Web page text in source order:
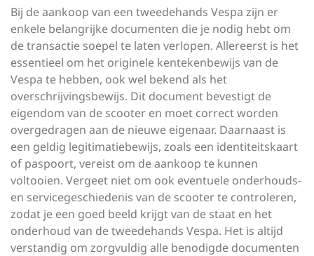
Bij de aankoop van een tweedehands Vespa zijn er
enkele belangrijke documenten die je nodig hebt om
de transactie soepel te laten verlopen. Allereerst is het
essentieel om het originele kentekenbewijs van de
Vespa te hebben, ook wel bekend als het
overschrijvingsbewijs. Dit document bevestigt de
eigendom van de scooter en moet correct worden
overgedragen aan de nieuwe eigenaar. Daarnaast is
een geldig legitimatiebewijs, zoals een identiteitskaart
of paspoort, vereist om de aankoop te kunnen
voltooien. Vergeet niet om ook eventuele onderhouds-
en servicegeschiedenis van de scooter te controleren,
zodat je een goed beeld krijgt van de staat en het
onderhoud van de tweedehands Vespa. Het is altijd
verstandig om zorgvuldig alle benodigde documenten